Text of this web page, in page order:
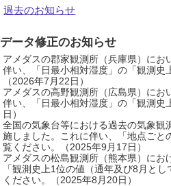
過去のお知らせ
データ修正のお知らせ
アメダスの郡家観測所（兵庫県）に
伴い、「日最小相対湿度」の「観測史
（2026年7月22日）
アメダスの高野観測所（広島県）に
伴い、「日最小相対湿度」の「観測
日）
全国の気象台等における過去の気象
施しました。これに伴い、「地点ごと
覧ください。（2025年9月17日）
アメダスの松島観測所（熊本県）に
「観測史上1位の値（通年及び8月と
ください。（2025年8月20日）